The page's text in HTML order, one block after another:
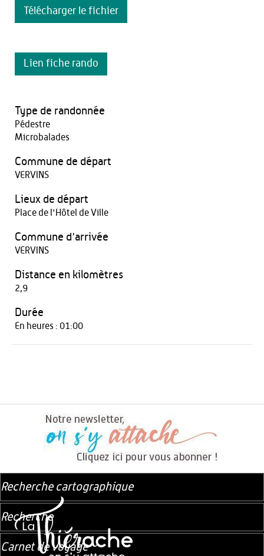
Télécharger le fichier
Lien fiche rando
Type de randonnée
Pédestre
Microbalades
Commune de départ
VERVINS
Lieux de départ
Place de l'Hôtel de Ville
Commune d'arrivée
VERVINS
Distance en kilomètres
2,9
Durée
En heures : 01:00
Recherche cartographique
Recherche
Carnet de voyage